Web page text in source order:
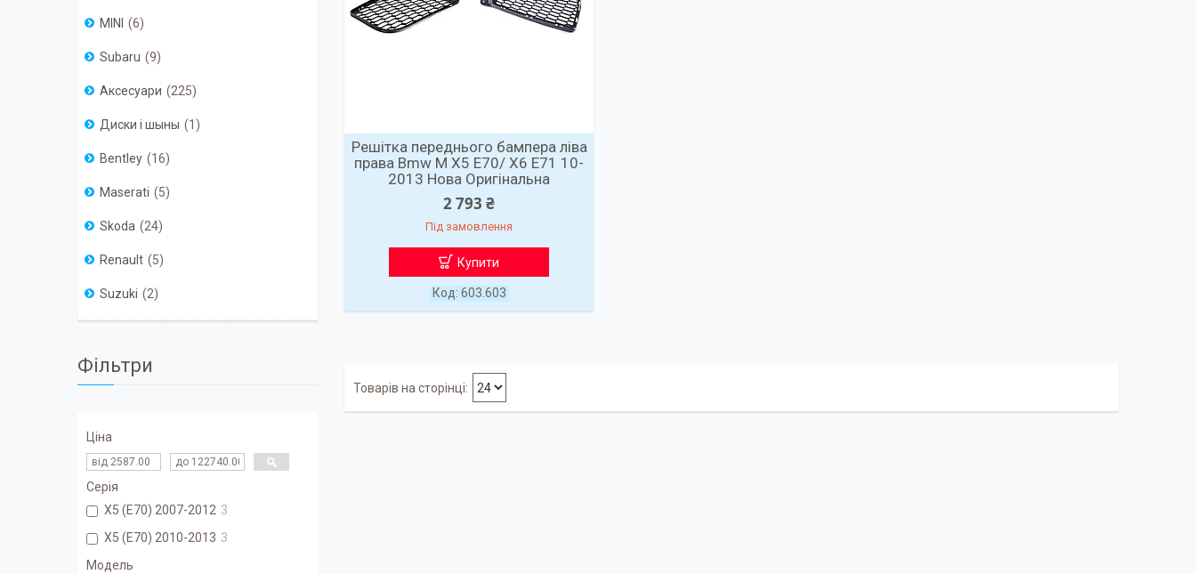
Решітка переднього бампера ліва
права Bmw M X5 E70/ X6 E71 10-
2013 Нова Оригінальна
2 793 ₴
Під замовлення
Купити
603.603
MINI 6
Subaru 9
Аксесуари 225
Диски і шыны 1
Bentley 16
Maserati 5
Skoda 24
Renault 5
Suzuki 2
Фільтри
Ціна
Серія
X5 (E70) 2007-2012 3
X5 (E70) 2010-2013 3
Модель